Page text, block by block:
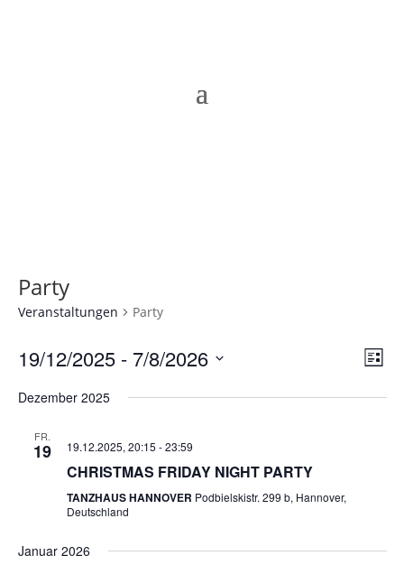
Party
Veranstaltungen Party
Liste
19/12/2025 - 7/8/2026
wählen.
Dezember 2025
FR.
19 19.12.2025, 20:15 -23:59
CHRISTMAS FRIDAY NIGHT PARTY
TANZHAUS HANNOVER Podbielskistr. 299 b, Hannover,
Deutschland
Januar 2026